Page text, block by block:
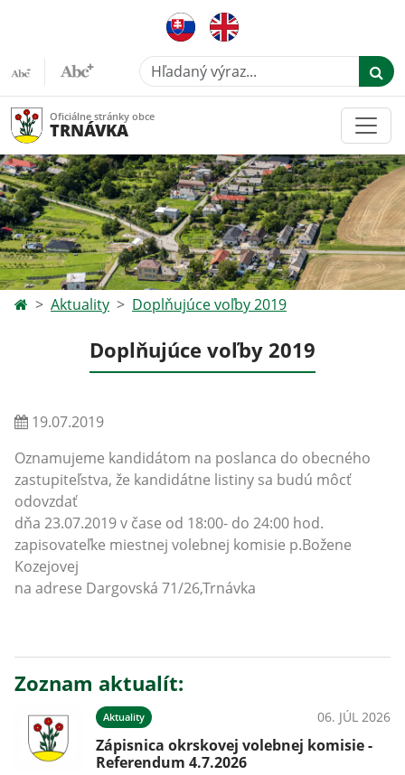
Hľadaný výraz...
Oficiálne stránky obce
TRNÁVKA
Aktuality Doplňujúce voľby 2019
Doplňujúce voľby 2019
19.07.2019
Oznamujeme kandidátom na poslanca do obecného
zastupiteľstva, že kandidátne listiny sa budú môcť
odovzdať
dňa 23.07.2019 v čase od 18:00- do 24:00 hod.
zapisovateľke miestnej volebnej komisie p.Božene
Kozejovej
na adrese Dargovská 71/26,Trnávka
Zoznam aktualít:
Aktuality 06. JÚL 2026
Zápisnica okrskovej volebnej komisie -
Referendum 4.7.2026